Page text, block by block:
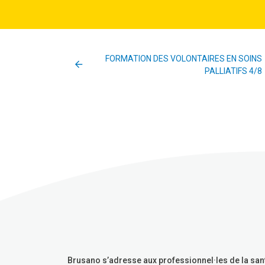
FORMATION DES VOLONTAIRES EN SOINS
PALLIATIFS 4/8
Brusano s’adresse aux professionnel·les de la